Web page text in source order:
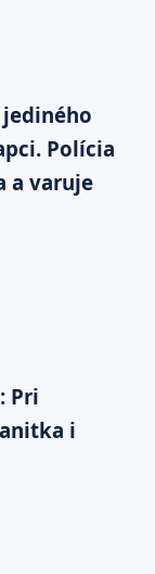
Polícia
a varuje
Pri
i